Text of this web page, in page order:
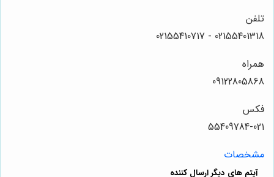
تلفن
02155401318 - 02155410717
همراه
09122805868
فکس
55409784-021
مشخصات